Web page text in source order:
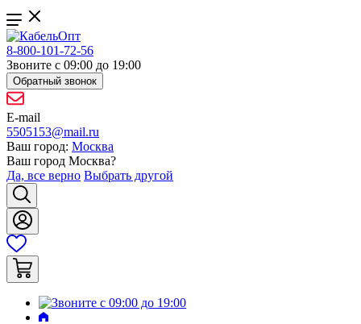
8-800-101-72-56
Звоните с 09:00 до 19:00
Обратный звонок
E-mail
5505153@mail.ru
Ваш город: Москва
Ваш город Москва?
Да, все верно Выбрать другой